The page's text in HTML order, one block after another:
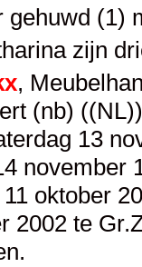
gehuwd (1)
zijn
,
(nb)
13
oktober
2002 te